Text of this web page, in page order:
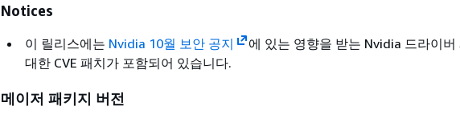
Notices
이 릴리스에는 Nvidia 10월 보안 공지
에 있는 영향을 받는 Nvidia 드라이버
대한 CVE 패치가 포함되어 있습니다.
메이저 패키지 버전